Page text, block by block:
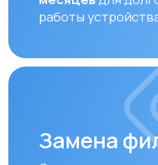
Оплата и
Мы предлагаем удобные
и быструю доставку для
в Алматы и по всему